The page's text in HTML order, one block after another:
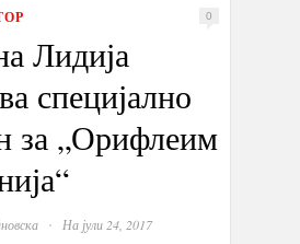
0
Лидија
специјално
за „Орифлеим
· На јули 24, 2017